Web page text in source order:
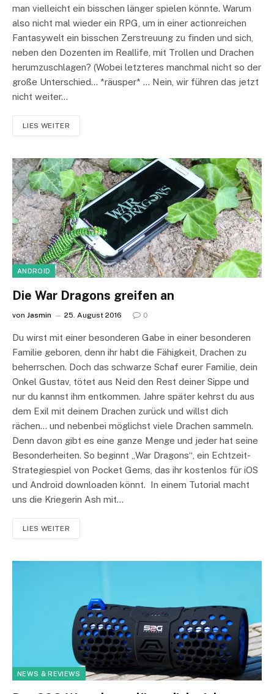
man vielleicht ein bisschen länger spielen könnte. Warum
also nicht mal wieder ein RPG, um in einer actionreichen
Fantasywelt ein bisschen Zerstreuung zu finden und sich,
neben den Dozenten im Reallife, mit Trollen und Drachen
herumzuschlagen? (Wobei letzteres manchmal nicht so der
große Unterschied… *räusper* … Nein, wir führen das jetzt
nicht weiter…
LIES WEITER
ANDROID
Die War Dragons greifen an
von Jasmin 25. August 2016 0
Du wirst mit einer besonderen Gabe in einer besonderen
Familie geboren, denn ihr habt die Fähigkeit, Drachen zu
beherrschen. Doch das schwarze Schaf eurer Familie, dein
Onkel Gustav, tötet aus Neid den Rest deiner Sippe und
nur du kannst ihm entkommen. Jahre später kehrst du aus
dem Exil mit deinem Drachen zurück und willst dich
rächen… und nebenbei möglichst viele Drachen sammeln.
Denn davon gibt es eine ganze Menge und jeder hat seine
Besonderheiten. So beginnt „War Dragons“, ein Echtzeit-
Strategiespiel von Pocket Gems, das ihr kostenlos für iOS
und Android downloaden könnt. In einem Tutorial macht
uns die Kriegerin Ash mit…
LIES WEITER
NEWS & REVIEWS